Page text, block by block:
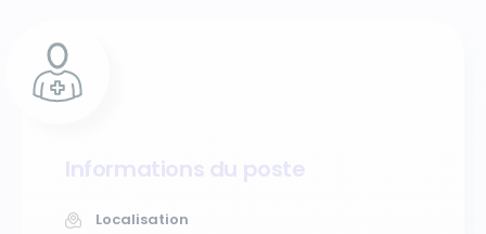
Informations du poste
Localisation